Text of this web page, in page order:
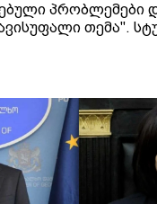
პრობლემები
თემა".